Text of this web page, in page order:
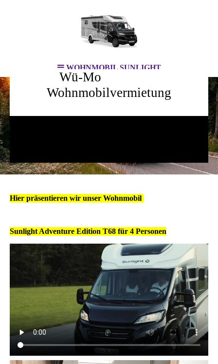
WOHNMOBIL SUNLIGHT
Wü-Mo
Wohnmobilvermietung
Hier präsentieren wir unser Wohnmobil
Sunlight Adventure Edition T68 für 4 Personen